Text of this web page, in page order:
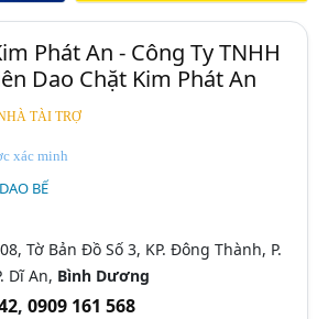
Phát An - Công Ty TNHH
Dao Chặt Kim Phát An
TÀI TRỢ
xác minh
DAO BẾ
Tờ Bản Đồ Số 3, KP. Đông Thành, P.
Dĩ An, Bình Dương
,0909 161 568